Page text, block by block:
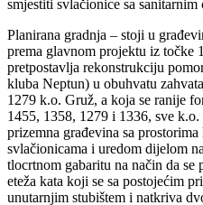
smjestiti svlačionice sa
Planirana gradnja – stoji u
prema glavnom projektu iz točke
pretpostavlja rekonstrukciju
kluba Neptun) u obuhvatu
1279 k.o. Gruž, a koja se ranije
1455, 1358, 1279 i 1336, sve k.o.
prizemna građevina sa
svlačionicama i uredom dijelom
tlocrtnom gabaritu na način da
eteža kata koji se sa postojećim
unutarnjim stubištem i natkriva